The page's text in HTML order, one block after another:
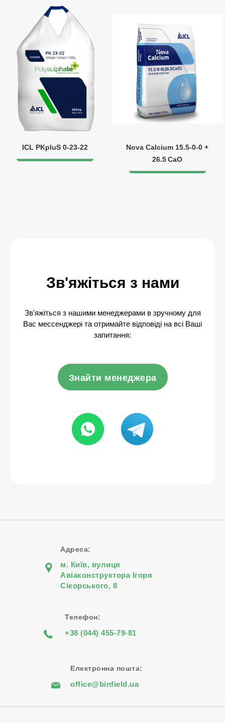
ICL PKpluS 0-23-22
Nova Calcium 15.5‑0‑0 +
26.5 CaO
Зв'яжіться з нами
Зв'яжіться з нашими менеджерами в зручному для
Вас мессенджері та отримайте відповіді на всі Ваші
запитання:
Знайти менеджера
Адреса:
м. Київ, вулиця
Авіаконструктора Iгоря
Сiкорського, 8
Телефон:
+38 (044) 455-79-81
Електронна пошта:
office@binfield.ua